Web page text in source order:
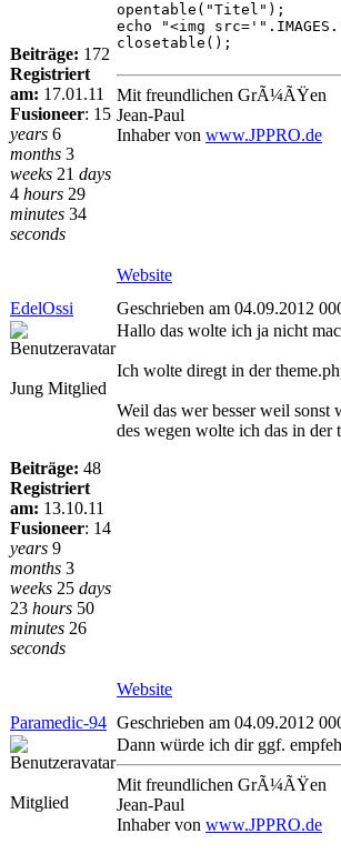
Beiträge: 172
Registriert
am: 17.01.11
Fusioneer: 15
years 6
months 3
weeks 21 days
4 hours 29
minutes 34
seconds
opentable("Titel");
echo "<img
closetable();
Mit freundlichen GrÃ¼ÃŸen
Jean-Paul
Inhaber von www.JPPRO.de
Website
EdelOssi
Geschrieben am 04.09.2012
Jung Mitglied
Beiträge: 48
Registriert
am: 13.10.11
Fusioneer: 14
years 9
months 3
weeks 25 days
23 hours 50
minutes 26
seconds
Hallo das wolte ich ja nicht
Ich wolte diregt in der
Weil das wer besser weil sonst
des wegen wolte ich das in der
Website
Paramedic-94 Geschrieben am 04.09.2012
Mitglied
Dann würde ich dir ggf.
Mit freundlichen GrÃ¼ÃŸen
Jean-Paul
Inhaber von www.JPPRO.de